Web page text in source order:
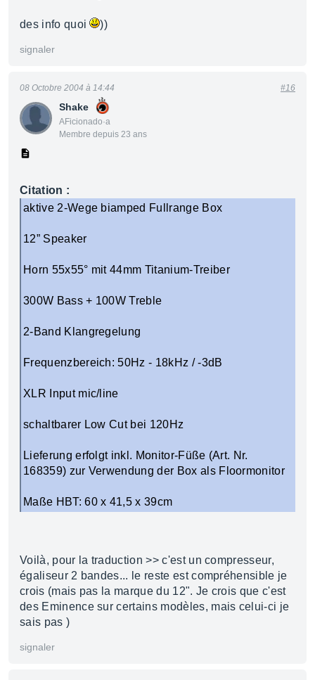
des info quoi ))
signaler
Shake
AFicionado·a
Membre depuis 23 ans
08 Octobre 2004 à 14:44 #16
Citation :
aktive 2-Wege biamped Fullrange Box
12” Speaker
Horn 55x55° mit 44mm Titanium-Treiber
300W Bass + 100W Treble
2-Band Klangregelung
Frequenzbereich: 50Hz - 18kHz / -3dB
XLR Input mic/line
schaltbarer Low Cut bei 120Hz
Lieferung erfolgt inkl. Monitor-Füße (Art. Nr.
168359) zur Verwendung der Box als Floormonitor
Maße HBT: 60 x 41,5 x 39cm
Voilà, pour la traduction >> c'est un compresseur,
égaliseur 2 bandes... le reste est compréhensible je
crois (mais pas la marque du 12". Je crois que c'est
des Eminence sur certains modèles, mais celui-ci je
sais pas )
signaler